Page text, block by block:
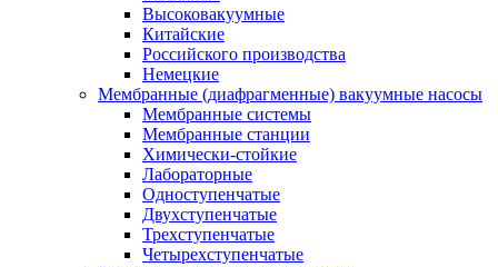
Высоковакуумные
Китайские
Российского производства
Немецкие
Мембранные (диафрагменные) вакуумные насосы
Мембранные системы
Мембранные станции
Химически-стойкие
Лабораторные
Одноступенчатые
Двухступенчатые
Трехступенчатые
Четырехступенчатые